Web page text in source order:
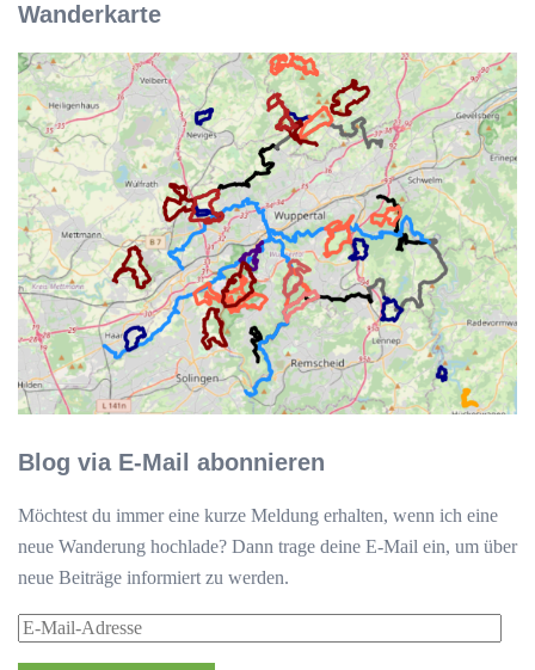
Wanderkarte
Blog via E-Mail abonnieren
Möchtest du immer eine kurze Meldung erhalten, wenn ich eine
neue Wanderung hochlade? Dann trage deine E-Mail ein, um über
neue Beiträge informiert zu werden.
E-